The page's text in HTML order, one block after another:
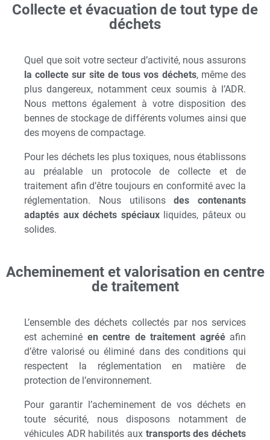
Collecte et évacuation de tout type de
déchets
Quel que soit votre secteur d’activité, nous assurons
la collecte sur site de tous vos déchets, même des
plus dangereux, notamment ceux soumis à l’ADR.
Nous mettons également à votre disposition des
bennes de stockage de différents volumes ainsi que
des moyens de compactage.
Pour les déchets les plus toxiques, nous établissons
au préalable un protocole de collecte et de
traitement afin d’être toujours en conformité avec la
réglementation. Nous utilisonsdes contenants
adaptés aux déchets spéciauxliquides, pâteux ou
solides.
Acheminement et valorisation en centre
de traitement
L’ensemble des déchets collectés par nos services
est acheminé en centre de traitement agrééafin
d’être valorisé ou éliminé dans des conditions qui
respectent la réglementation en matière de
protection de l’environnement.
Pour garantir l’acheminement de vos déchets en
toute sécurité, nous disposons notamment de
véhicules ADR habilités aux transports des déchets